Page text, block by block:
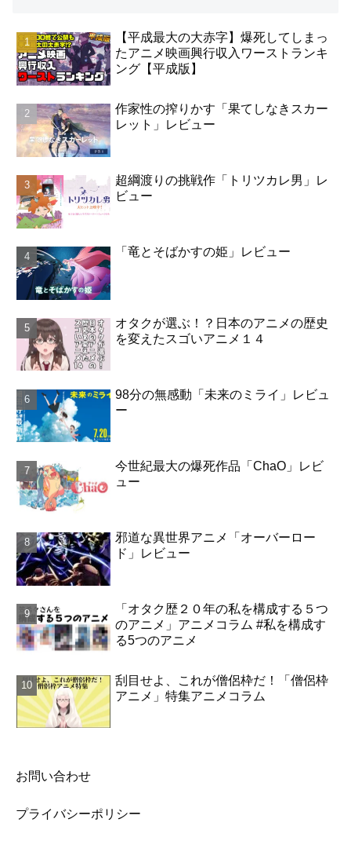
【平成最大の大赤字】爆死してしまっ
たアニメ映画興行収入ワーストランキ
ング【平成版】
作家性の搾りかす「果てしなきスカー
レット」レビュー
超綱渡りの挑戦作「トリツカレ男」レ
ビュー
「竜とそばかすの姫」レビュー
オタクが選ぶ！？日本のアニメの歴史
を変えたスゴいアニメ１４
98分の無感動「未来のミライ」レビュ
ー
今世紀最大の爆死作品「ChaO」レビ
ュー
邪道な異世界アニメ「オーバーロー
ド」レビュー
「オタク歴２０年の私を構成する５つ
のアニメ」アニメコラム #私を構成す
る5つのアニメ
刮目せよ、これが僧侶枠だ！「僧侶枠
アニメ」特集アニメコラム
お問い合わせ
プライバシーポリシー